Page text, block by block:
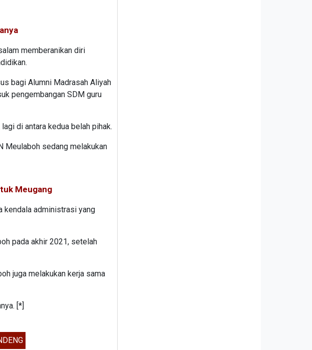
memberanikan diri
bagi Alumni Madrasah Aliyah
pengembangan SDM guru
di antara kedua belah pihak.
Meulaboh sedang melakukan
Meugang
kendala administrasi yang
pada akhir 2021, setelah
juga melakukan kerja sama
[*]